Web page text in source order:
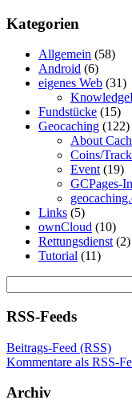
Kategorien
Allgemein (58)
Android (6)
eigenes Web (31)
Fundstücke (15)
Geocaching (122)
About
Coins/
Event (19)
GCPages-
Links (5)
ownCloud (10)
Rettungsdienst (2)
Tutorial (11)
nach:
RSS-Feeds
Beitrags-Feed (RSS)
Kommentare als RSS-
Archiv